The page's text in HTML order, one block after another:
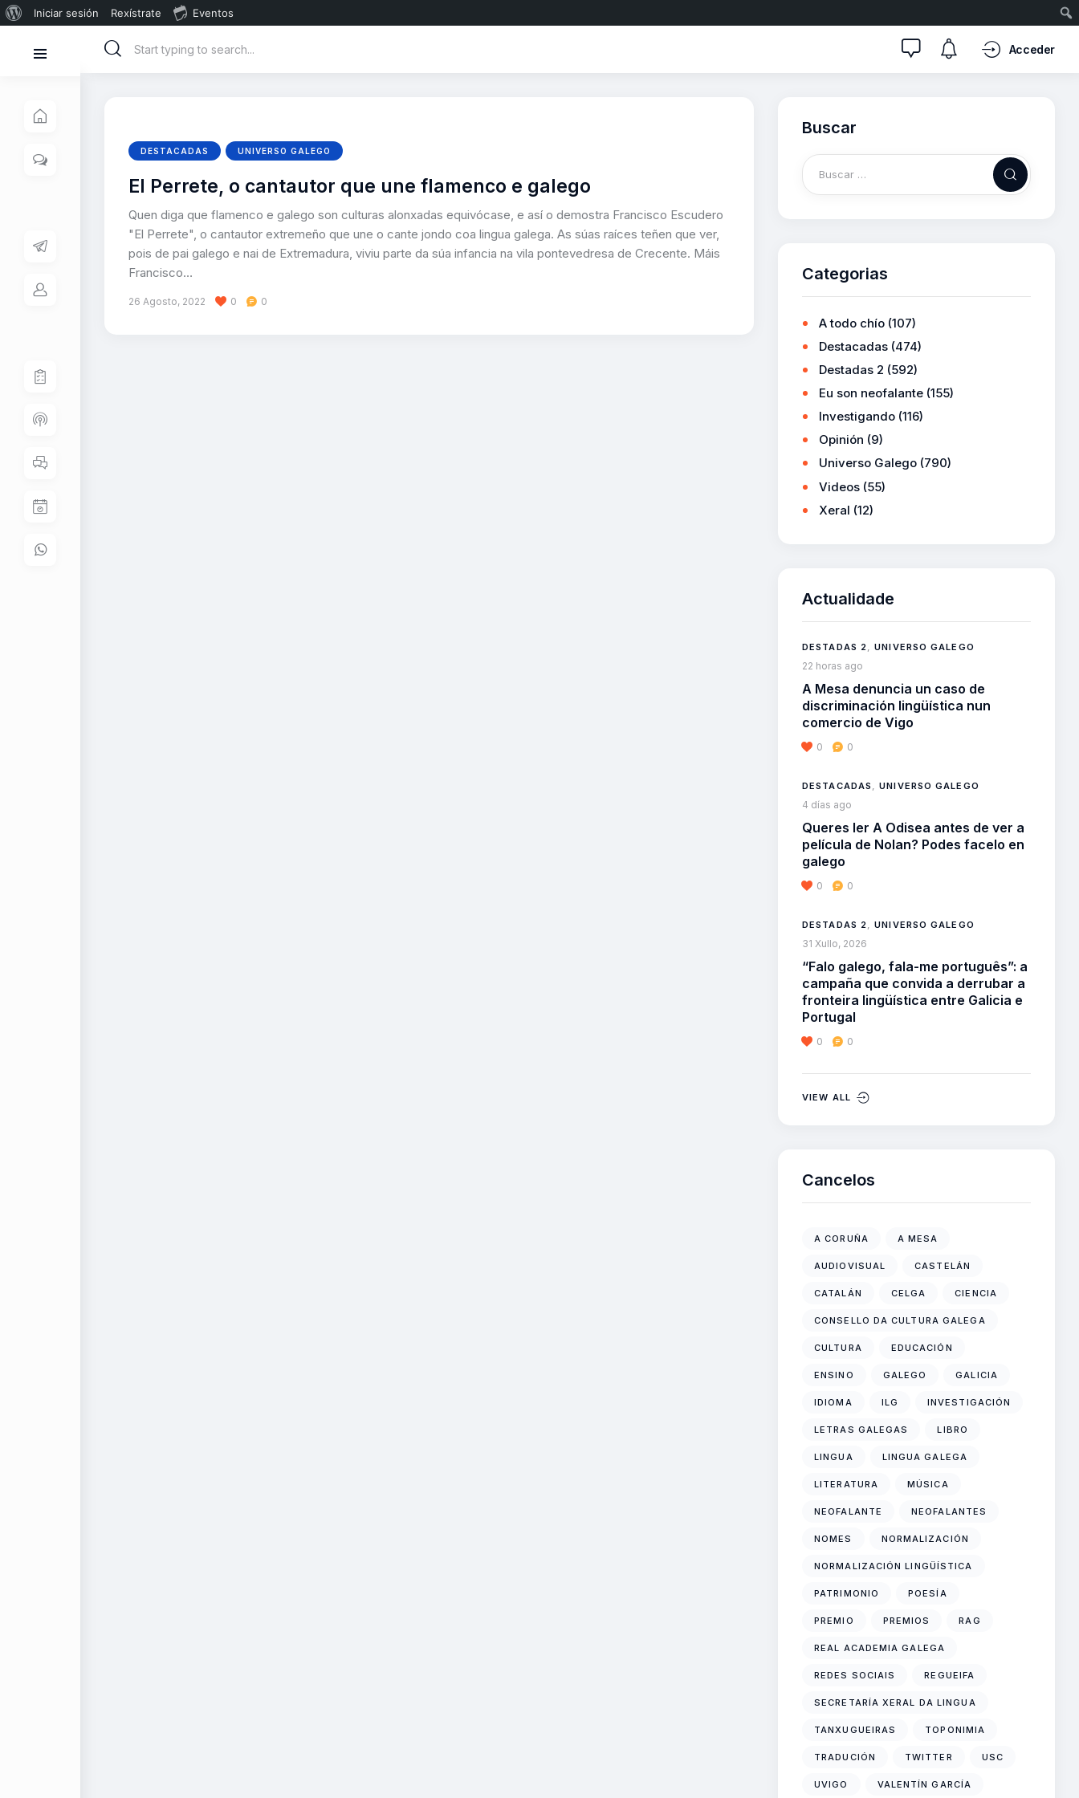
Iniciar sesión Rexístrate Eventos
Acceder
DESTACADAS UNIVERSO GALEGO
El Perrete, o cantautor que une flamenco e galego
Quen diga que flamenco e galego son culturas alonxadas equivócase, e así o demostra Francisco Escudero
"El Perrete", o cantautor extremeño que une o cante jondo coa lingua galega. As súas raíces teñen que ver,
pois de pai galego e nai de Extremadura, viviu parte da súa infancia na vila pontevedresa de Crecente. Máis
Francisco…
26 Agosto, 2022 0 0
Buscar
Categorias
A todo chío (107)
Destacadas (474)
Destadas 2 (592)
Eu son neofalante (155)
Investigando (116)
Opinión (9)
Universo Galego (790)
Videos (55)
Xeral (12)
Actualidade
DESTADAS 2 ,UNIVERSO GALEGO
22 horas ago
A Mesa denuncia un caso de
discriminación lingüística nun
comercio de Vigo
0 0
DESTACADAS ,UNIVERSO GALEGO
4 días ago
Queres ler A Odisea antes de ver a
película de Nolan? Podes facelo en
galego
0 0
DESTADAS 2 ,UNIVERSO GALEGO
31 Xullo, 2026
“Falo galego, fala-me português”: a
campaña que convida a derrubar a
fronteira lingüística entre Galicia e
Portugal
0 0
VIEW ALL
Cancelos
A CORUÑA A MESA
AUDIOVISUAL CASTELÁN
CATALÁN CELGA CIENCIA
CONSELLO DA CULTURA GALEGA
CULTURA EDUCACIÓN
ENSINO GALEGO GALICIA
IDIOMA ILG INVESTIGACIÓN
LETRAS GALEGAS LIBRO
LINGUA LINGUA GALEGA
LITERATURA MÚSICA
NEOFALANTE NEOFALANTES
NOMES NORMALIZACIÓN
NORMALIZACIÓN LINGÜÍSTICA
PATRIMONIO POESÍA
PREMIO PREMIOS RAG
REAL ACADEMIA GALEGA
REDES SOCIAIS REGUEIFA
SECRETARÍA XERAL DA LINGUA
TANXUGUEIRAS TOPONIMIA
TRADUCIÓN TWITTER USC
UVIGO VALENTÍN GARCÍA